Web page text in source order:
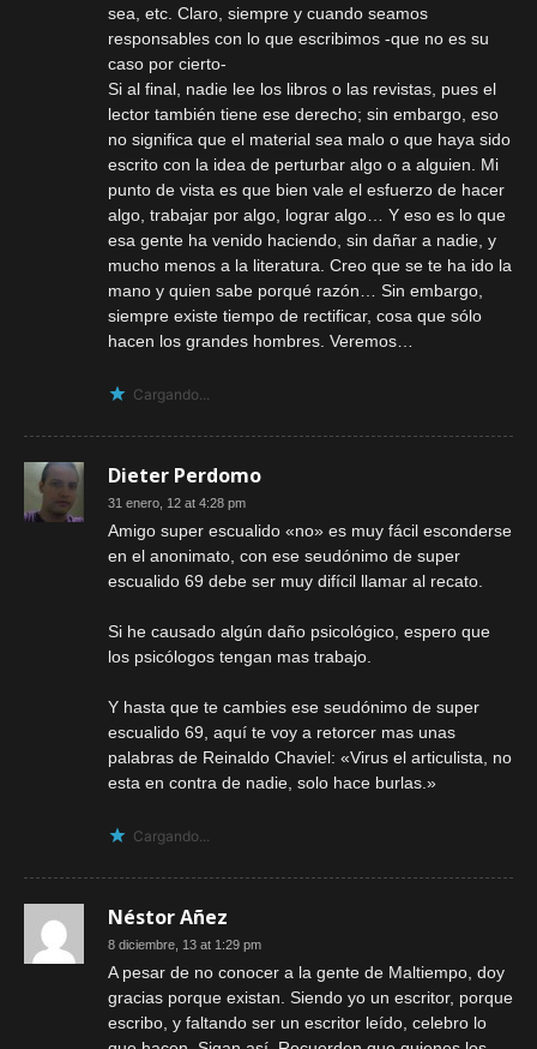
sea, etc. Claro, siempre y cuando seamos
responsables con lo que escribimos -que no es su
caso por cierto-
Si al final, nadie lee los libros o las revistas, pues el
lector también tiene ese derecho; sin embargo, eso
no significa que el material sea malo o que haya sido
escrito con la idea de perturbar algo o a alguien. Mi
punto de vista es que bien vale el esfuerzo de hacer
algo, trabajar por algo, lograr algo… Y eso es lo que
esa gente ha venido haciendo, sin dañar a nadie, y
mucho menos a la literatura. Creo que se te ha ido la
mano y quien sabe porqué razón… Sin embargo,
siempre existe tiempo de rectificar, cosa que sólo
hacen los grandes hombres. Veremos…
Cargando...
Dieter Perdomo
31 enero, 12 at 4:28 pm
Amigo super escualido «no» es muy fácil esconderse
en el anonimato, con ese seudónimo de super
escualido 69 debe ser muy difícil llamar al recato.
Si he causado algún daño psicológico, espero que
los psicólogos tengan mas trabajo.
Y hasta que te cambies ese seudónimo de super
escualido 69, aquí te voy a retorcer mas unas
palabras de Reinaldo Chaviel: «Virus el articulista, no
esta en contra de nadie, solo hace burlas.»
Cargando...
Néstor Añez
8 diciembre, 13 at 1:29 pm
A pesar de no conocer a la gente de Maltiempo, doy
gracias porque existan. Siendo yo un escritor, porque
escribo, y faltando ser un escritor leído, celebro lo